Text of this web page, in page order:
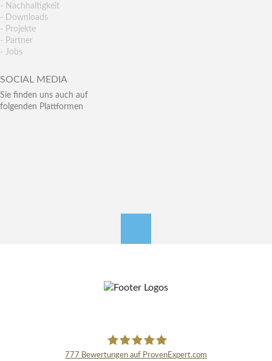
- Nachhaltigkeit
- Downloads
- Projekte
- Partner
- Jobs
SOCIAL MEDIA
Sie finden uns auch auf
folgenden Plattformen
777 Bewertungen auf ProvenExpert.com